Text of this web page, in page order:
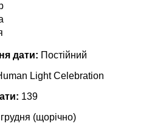
дати: Постійний
Light Celebration
139
(щорічно)